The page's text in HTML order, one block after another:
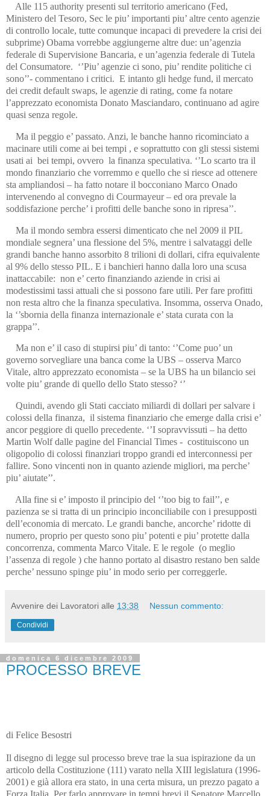
Alle 115 authority presenti sul territorio americano (Fed,
Ministero del Tesoro, Sec le piu’ importanti piu’ altre cento agenzie
di controllo locale, tutte comunque incapaci di prevedere la crisi dei
subprime) Obama vorrebbe aggiungerne altre due: un’agenzia
federale di Supervisione Bancaria, e un’agenzia federale di Tutela
del Consumatore. ‘’Piu’ agenzie ci sono, piu’ rendite politiche ci
sono’’- commentano i critici. E intanto gli hedge fund, il mercato
dei credit default swaps, le agenzie di rating, come fa notare
l’apprezzato economista Donato Masciandaro, continuano ad agire
quasi senza regole.
Ma il peggio e’ passato. Anzi, le banche hanno ricominciato a
macinare utili come ai bei tempi , e soprattutto con gli stessi sistemi
usati ai bei tempi, ovvero la finanza speculativa. ‘’Lo scarto tra il
mondo finanziario che vorremmo e quello che si riesce ad ottenere
sta ampliandosi – ha fatto notare il bocconiano Marco Onado
intervenendo al convegno di Courmayeur – ed ora prevale la
soddisfazione perche’ i profitti delle banche sono in ripresa’’.
Ma il mondo sembra essersi dimenticato che nel 2009 il PIL
mondiale segnera’ una flessione del 5%, mentre i salvataggi delle
grandi banche hanno assorbito 8 trilioni di dollari, cifra equivalente
al 9% dello stesso PIL. E i banchieri hanno dalla loro una scusa
inattaccabile: non e’ certo finanziando aziende in crisi ai
modestissimi tassi attuali che si possono fare utili. Per fare profitti
non resta altro che la finanza speculativa. Insomma, osserva Onado,
la ‘’sbornia della finanza internazionale e’ stata curata con la
grappa’’.
Ma non e’ il caso di stupirsi piu’ di tanto: ‘’Come puo’ un
governo sorvegliare una banca come la UBS – osserva Marco
Vitale, altro apprezzato economista – se la UBS ha un bilancio sei
volte piu’ grande di quello dello Stato stesso? ‘’
Quindi, avendo gli Stati cacciato miliardi di dollari per salvare i
colossi della finanza, il sistema finanziario che emerge dalla crisi e’
ancor peggiore di quello precedente. ‘’I sopravvissuti – ha detto
Martin Wolf dalle pagine del Financial Times - costituiscono un
oligopolio di colossi finanziari troppo grandi ed interconnessi per
fallire. Sono vincenti non in quanto aziende migliori, ma perche’
piu’ aiutate’’.
Alla fine si e’ imposto il principio del ‘’too big to fail’’, e
pazienza se si tratta di un principio inconciliabile con i presupposti
dell’economia di mercato. Le grandi banche, ancorche’ ridotte di
numero, proprio per questo sono piu’ potenti e piu’ protette dalla
concorrenza, commenta Marco Vitale. E le regole (o meglio
l’assenza di regole ) che hanno portato al disastro restano ben salde
perche’ nessuno spinge piu’ in modo serio per correggerle.
Avvenire dei Lavoratori alle 13:38 Nessun commento:
Condividi
domenica 6 dicembre 2009
PROCESSO BREVE
di Felice Besostri
Il disegno di legge sul processo breve trae la sua ispirazione da un
articolo della Costituzione (111) varato nella XIII legislatura (1996-
2001) e già allora era stato, in una certa misura, un prezzo pagato a
Forza Italia. Per farlo approvare in tempi brevi il Senatore Marcello